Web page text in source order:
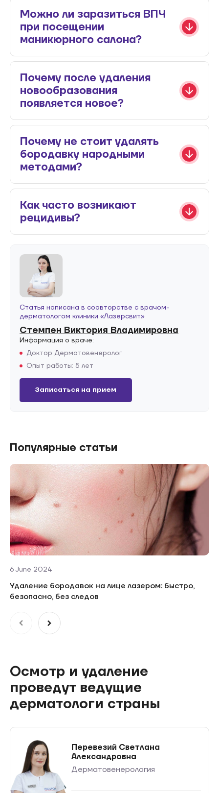
Можно ли заразиться ВПЧ
при посещении
маникюрного салона?
Почему после удаления
новообразования
появляется новое?
Почему не стоит удалять
бородавку народными
методами?
Как часто возникают
рецидивы?
Статья написана в соавторстве с врачом-
дерматологом клиники «Лазерсвит»
Стемпен Виктория Владимировна
Информация о враче:
Доктор Дерматовенеролог
Опыт работы: 5 лет
Записаться на прием
Популярные статьи
6 June 2024
Удаление бородавок на лице лазером: быстро,
безопасно, без следов
Осмотр и удаление
проведут ведущие
дерматологи страны
Дерматовенерология
Перевезий Светлана
Александровна